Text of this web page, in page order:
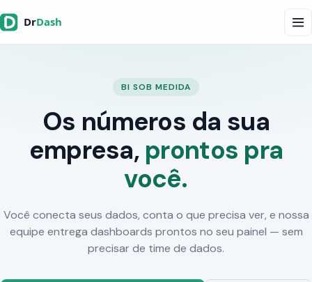
BI SOB MEDIDA
Os números da sua
empresa, prontos pra
você.
Você conecta seus dados, conta o que precisa ver, e nossa
equipe entrega dashboards prontos no seu painel — sem
precisar de time de dados.